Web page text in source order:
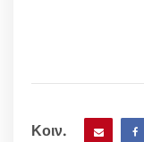
Κοιν.